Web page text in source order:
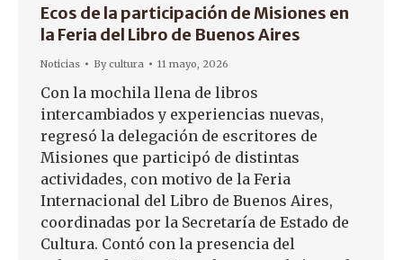
Ecos de la participación de Misiones en
la Feria del Libro de Buenos Aires
Noticias Bycultura 11 mayo, 2026
Con la mochila llena de libros
intercambiados y experiencias nuevas,
regresó la delegación de escritores de
Misiones que participó de distintas
actividades, con motivo de la Feria
Internacional del Libro de Buenos Aires,
coordinadas por la Secretaría de Estado de
Cultura. Contó con la presencia del